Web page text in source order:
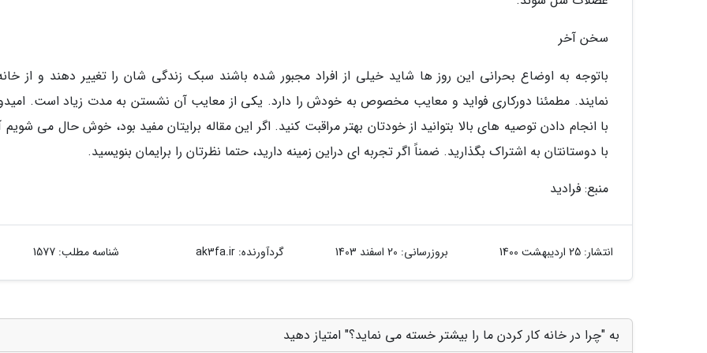
سخن آخر
باتوجه به اوضاع بحرانی این روز ها شاید خیلی از افراد مجبور شده باشند سبک زندگی شان را تغییر دهند و از
نمایند. مطمئنا دورکاری فواید و معایب مخصوص به خودش را دارد. یکی از معایب آن نشستن به مدت زیاد است.
با انجام دادن توصیه های بالا بتوانید از خودتان بهتر مراقبت کنید. اگر این مقاله برایتان مفید بود، خوش حال می شویم
با دوستانتان به اشتراک بگذارید. ضمناً اگر تجربه ای دراین زمینه دارید، حتما نظرتان را برایمان بنویسید.
منبع: فرادید
انتشار: 25 اردیبهشت 1400 بروزرسانی: 20 اسفند 1403 گردآورنده:ak3fa.ir شناسه مطلب: 1577
به "چرا در خانه کار کردن ما را بیشتر خسته می نماید؟" امتیاز دهید